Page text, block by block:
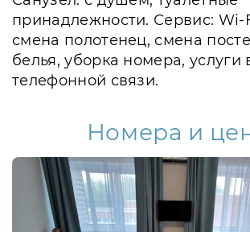
принадлежности. Сервис: Wi-
смена полотенец, смена
белья, уборка номера, услуги
телефонной связи.
Номера и